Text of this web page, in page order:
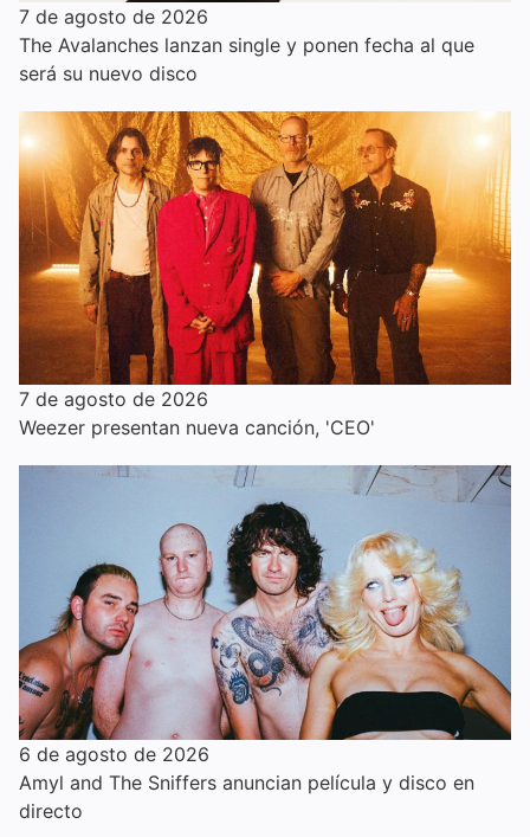
7 de agosto de 2026
The Avalanches lanzan single y ponen fecha al que
será su nuevo disco
7 de agosto de 2026
Weezer presentan nueva canción, 'CEO'
6 de agosto de 2026
Amyl and The Sniffers anuncian película y disco en
directo